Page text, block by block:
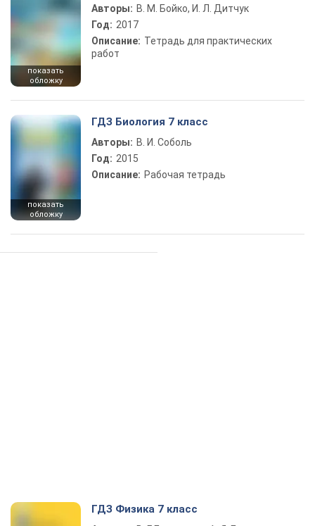
показать
обложку
Авторы: В. М. Бойко, И. Л. Дитчук
Год: 2017
Описание: Тетрадь для практических
работ
показать
обложку
ГДЗ Биология 7 класс
Авторы: В. И. Соболь
Год: 2015
Описание: Рабочая тетрадь
ГДЗ Физика 7 класс